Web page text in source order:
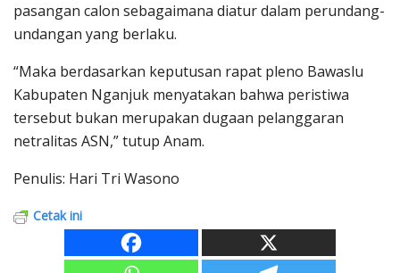
pasangan calon sebagaimana diatur dalam perundang-
undangan yang berlaku.
“Maka berdasarkan keputusan rapat pleno Bawaslu
Kabupaten Nganjuk menyatakan bahwa peristiwa
tersebut bukan merupakan dugaan pelanggaran
netralitas ASN,” tutup Anam.
Penulis: Hari Tri Wasono
Cetak ini